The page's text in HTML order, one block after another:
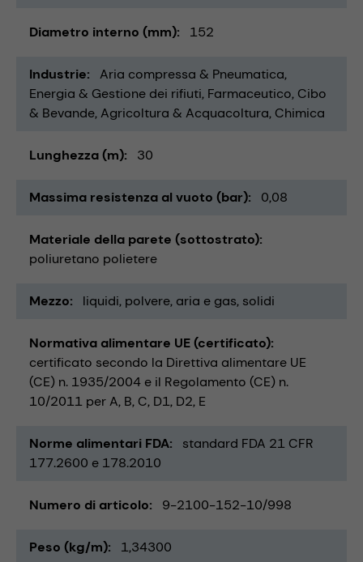
Diametro interno (mm) 152
Industrie
Aria compressa & Pneumatica
Energia & Gestione dei rifiuti Farmaceutico Cibo
& Bevande Agricoltura & Acquacoltura Chimica
Lunghezza (m) 30
Massima resistenza al vuoto (bar) 0,08
Materiale della parete (sottostrato)
poliuretano polietere
Mezzo liquidi polvere aria e gas solidi
Normativa alimentare UE (certificato)
certificato secondo la Direttiva alimentare UE
(CE) n. 1935/2004 e il Regolamento (CE) n.
10/2011 per A, B, C, D1, D2, E
Norme alimentari FDA
standard FDA 21 CFR
177.2600 e 178.2010
Numero di articolo 9-2100-152-10/998
Peso (kg/m) 1,34300